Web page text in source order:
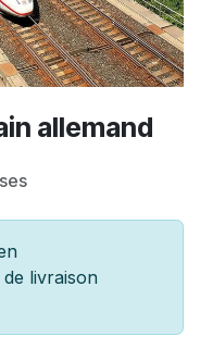
allemand
livraison